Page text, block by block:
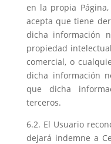
en la propia
acepta que tiene
dicha información
propiedad
comercial, o
dicha información
que dicha
terceros.
6.2. El Usuario
dejará indemne a